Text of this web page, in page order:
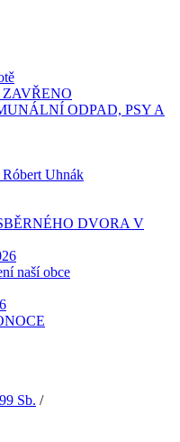
ZAVŘENO
ODPAD, PSY A
Uhnák
DVORA V
naší obce
Sb. /